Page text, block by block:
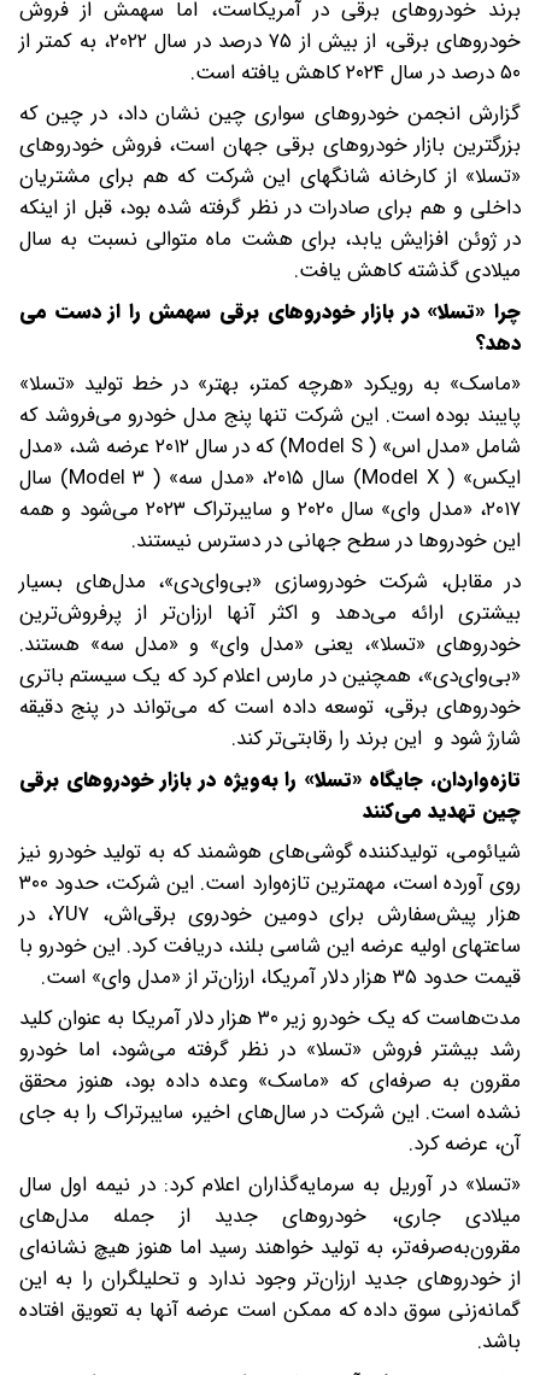
برند خودروهای برقی در آمریکاست، اما سهمش از فروش
خودروهای برقی، از بیش از ۷۵ درصد در سال ۲۰۲۲، به کمتر از
۵۰ درصد در سال ۲۰۲۴ کاهش یافته است.
گزارش انجمن خودروهای سواری چین نشان داد، در چین که
بزرگترین بازار خودروهای برقی جهان است، فروش خودروهای
«تسلا» از کارخانه شانگهای این شرکت که هم برای مشتریان
داخلی و هم برای صادرات در نظر گرفته شده بود، قبل از اینکه
در ژوئن افزایش یابد، برای هشت ماه متوالی نسبت به سال
میلادی گذشته کاهش یافت.
چرا «تسلا» در بازار خودروهای برقی سهمش را از دست می
دهد؟
«ماسک» به رویکرد «هرچه کمتر، بهتر» در خط تولید «تسلا»
پایبند بوده است. این شرکت تنها پنج مدل خودرو می‌فروشد که
شامل «مدل اس» ( Model S) که در سال ۲۰۱۲ عرضه شد، «مدل
ایکس» ( Model X) سال ۲۰۱۵، «مدل سه» ( Model ۳) سال
۲۰۱۷، «مدل وای» سال ۲۰۲۰ و سایبرتراک ۲۰۲۳ می‌شود و همه
این خودروها در سطح جهانی در دسترس نیستند.
در مقابل، شرکت خودروسازی «بی‌وای‌دی»، مدل‌های بسیار
بیشتری ارائه می‌دهد و اکثر آنها ارزان‌تر از پرفروش‌ترین
خودروهای «تسلا»، یعنی «مدل وای» و «مدل سه» هستند.
«بی‌وای‌دی»، همچنین در مارس اعلام کرد که یک سیستم باتری
خودروهای برقی، توسعه داده است که می‌تواند در پنج دقیقه
شارژ شود و این برند را رقابتی‌تر کند.
تازه‌واردان، جایگاه «تسلا» را به‌ویژه در بازار خودروهای برقی
چین تهدید می‌کنند
شیائومی، تولیدکننده گوشی‌های هوشمند که به تولید خودرو نیز
روی آورده است، مهمترین تازه‌وارد است. این شرکت، حدود ۳۰۰
هزار پیش‌سفارش برای دومین خودروی برقی‌اش، YU۷، در
ساعتهای اولیه عرضه این شاسی بلند، دریافت کرد. این خودرو با
قیمت حدود ۳۵ هزار دلار آمریکا، ارزان‌تر از «مدل وای» است.
مدت‌هاست که یک خودرو زیر ۳۰ هزار دلار آمریکا به عنوان کلید
رشد بیشتر فروش «تسلا» در نظر گرفته می‌شود، اما خودرو
مقرون به صرفه‌ای که «ماسک» وعده داده بود، هنوز محقق
نشده است. این شرکت در سال‌های اخیر، سایبرتراک را به جای
آن، عرضه کرد.
«تسلا» در آوریل به سرمایه‌گذاران اعلام کرد: در نیمه اول سال
میلادی جاری، خودروهای جدید از جمله مدل‌های
مقرون‌به‌صرفه‌تر، به تولید خواهند رسید اما هنوز هیچ نشانه‌ای
از خودروهای جدید ارزان‌تر وجود ندارد و تحلیلگران را به این
گمانه‌زنی سوق داده که ممکن است عرضه آنها به تعویق افتاده
باشد.